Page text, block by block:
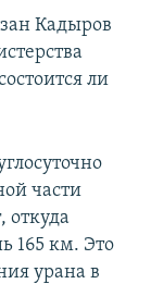
Кадыров
ли
части
откуда
165 км. Это
урана в